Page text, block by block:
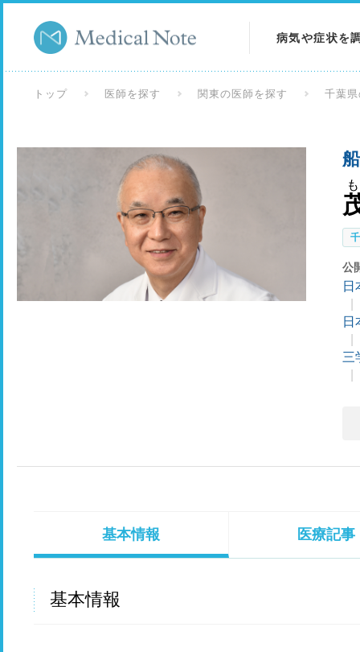
病気や症状を
検査を調べる
トップ 医師を探す 関東の医師を探す 千葉
公
日
日
三
基本情報 医療記事
基本情報